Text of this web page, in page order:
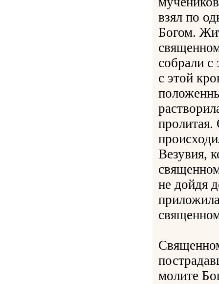
взял по
Богом.
собрали с
с этой
Везувия,
не дойдя
молите